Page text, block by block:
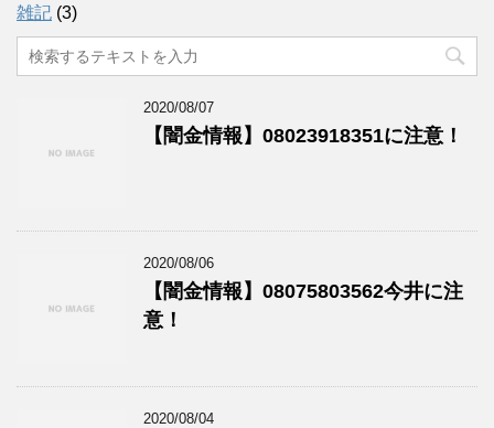
雑記 (3)
2020/08/07
【闇金情報】08023918351に注意！
2020/08/06
【闇金情報】08075803562今井に注
意！
2020/08/04